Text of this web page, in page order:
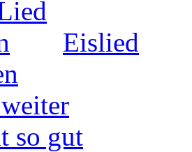
Eislied
so gut